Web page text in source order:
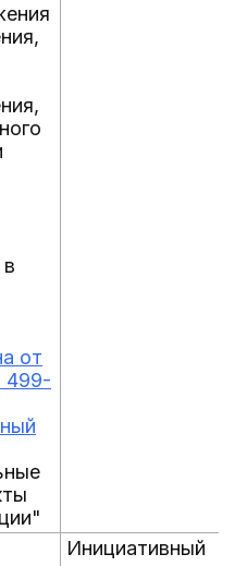
от
499-
Инициативный